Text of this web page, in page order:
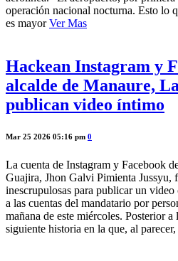
operación nacional nocturna. Esto lo
es mayorVer Mas
Hackean Instagram y
alcalde de Manaure,
publican video íntimo
Mar 25 2026 05:16 pm 0
La cuenta de Instagram y Facebook
Guajira, Jhon Galvi Pimienta Jussyu,
inescrupulosas para publicar un
a las cuentas del mandatario por
mañana de este miércoles. Posterior
siguiente historia en la que, al parecer,